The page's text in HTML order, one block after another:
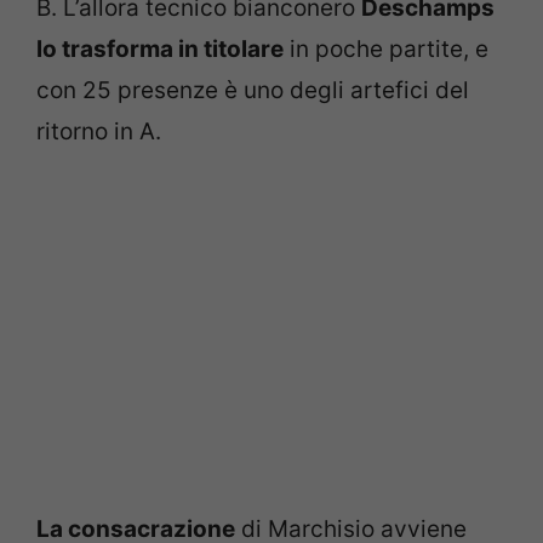
B. L’allora tecnico bianconero Deschamps
lo trasforma in titolare in poche partite, e
con 25 presenze è uno degli artefici del
ritorno in A.
La consacrazione di Marchisio avviene